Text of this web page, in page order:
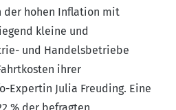
der hohen Inflation mit
kleine und
und Handelsbetriebe
ihrer
-Expertin Julia Freuding. Eine
% der befragten